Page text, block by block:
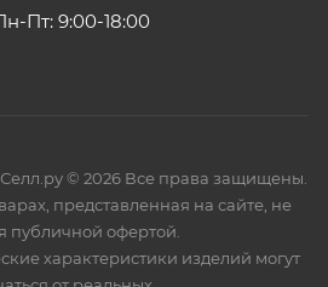
Пт: 9:00-18:00
© 2026 Все права защищены.
представленная на сайте, не
публичной офертой.
характеристики изделий могут